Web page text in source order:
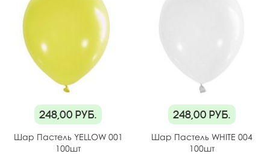
248,00 руб.
Шар Пастель YELLOW 001
100шт
248,00 руб.
Шар Пастель WHITE 004
100шт